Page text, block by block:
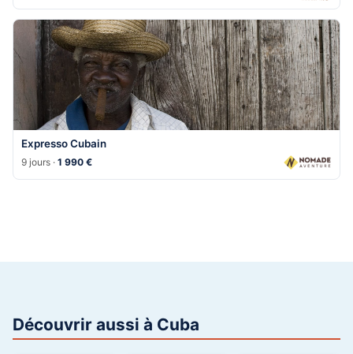
Expresso Cubain
9 jours ·1 990 €
Découvrir aussi à Cuba